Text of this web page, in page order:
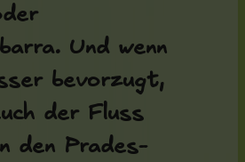
Und wenn
bevorzugt,
der Fluss
den Prades-